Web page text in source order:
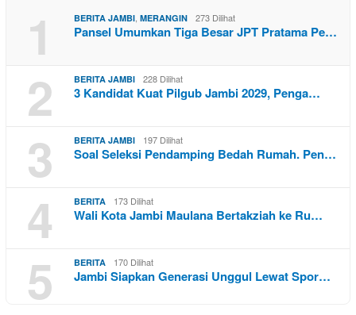
1 BERITA JAMBI, MERANGIN 273 Dilihat
Pansel Umumkan Tiga Besar JPT Pratama Pe…
2 BERITA JAMBI 228 Dilihat
3 Kandidat Kuat Pilgub Jambi 2029, Penga…
3 BERITA JAMBI 197 Dilihat
Soal Seleksi Pendamping Bedah Rumah. Pen…
4 BERITA 173 Dilihat
Wali Kota Jambi Maulana Bertakziah ke Ru…
5 BERITA 170 Dilihat
Jambi Siapkan Generasi Unggul Lewat Spor…